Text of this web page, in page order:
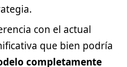
con el actual
que bien podría
completamente